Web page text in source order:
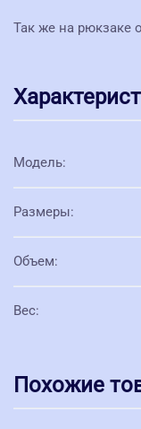
Так же на рюкзаке
Модель:
Размеры:
Объем:
Вес:
Похожие